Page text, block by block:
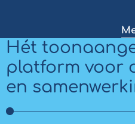
Hét
platform voor
en